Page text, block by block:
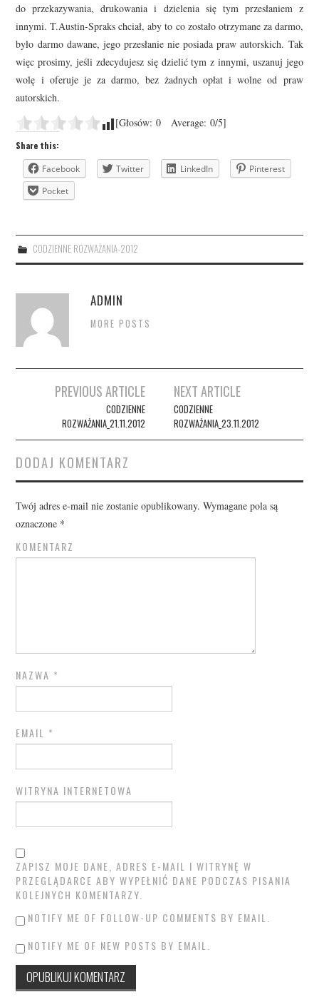
do przekazywania, drukowania i dzielenia się tym przesłaniem z
innymi. T.Austin-Spraks chciał, aby to co zostało otrzymane za darmo,
było darmo dawane, jego przesłanie nie posiada praw autorskich. Tak
więc prosimy, jeśli zdecydujesz się dzielić tym z innymi, uszanuj jego
wolę i oferuje je za darmo, bez żadnych opłat i wolne od praw
autorskich.
[Głosów:0 Average:0/5]
Share this:
Facebook
Twitter LinkedIn
Pinterest
Pocket
CODZIENNE ROZWAŻANIA-2012
ADMIN
MORE POSTS
PREVIOUS ARTICLE
CODZIENNE
ROZWAŻANIA_21.11.2012
NEXT ARTICLE
CODZIENNE
ROZWAŻANIA_23.11.2012
DODAJ KOMENTARZ
Twój adres e-mail nie zostanie opublikowany. Wymagane pola są
oznaczone *
KOMENTARZ
NAZWA *
EMAIL *
WITRYNA INTERNETOWA
ZAPISZ MOJE DANE, ADRES E-MAIL I WITRYNĘ W
PRZEGLĄDARCE ABY WYPEŁNIĆ DANE PODCZAS PISANIA
KOLEJNYCH KOMENTARZY.
NOTIFY ME OF FOLLOW-UP COMMENTS BY EMAIL.
NOTIFY ME OF NEW POSTS BY EMAIL.